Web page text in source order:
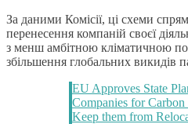
За даними Комісії, ці схеми
перенесення компаній своєї
з менш амбітною кліматичною
збільшення глобальних викидів
EU Approves State
Companies for
Keep them from